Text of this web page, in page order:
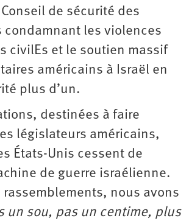
de sécurité des
condamnant les violences
civilEs et le soutien massif
américains à Israël en
plus d’un.
destinées à faire
législateurs américains,
États-Unis cessent de
de guerre israélienne.
rassemblements, nous avons
un sou, pas un centime, plus